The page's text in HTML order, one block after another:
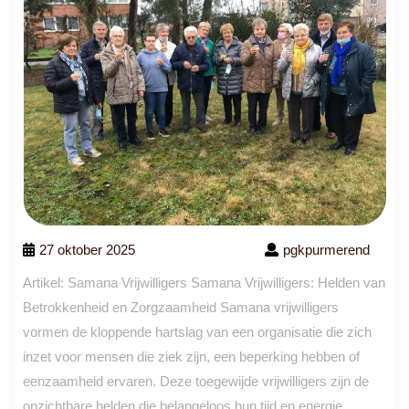
27 oktober 2025 pgkpurmerend
Artikel: Samana Vrijwilligers Samana Vrijwilligers: Helden van
Betrokkenheid en Zorgzaamheid Samana vrijwilligers
vormen de kloppende hartslag van een organisatie die zich
inzet voor mensen die ziek zijn, een beperking hebben of
eenzaamheid ervaren. Deze toegewijde vrijwilligers zijn de
onzichtbare helden die belangeloos hun tijd en energie